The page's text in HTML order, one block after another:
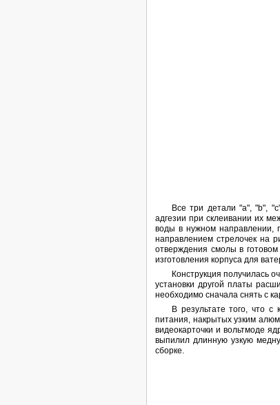
Все три детали "a", "b",
адгезии при склеивании их
воды в нужном направлении,
направлением стрелочек на
отверждения смолы в
изготовления корпуса для
Конструкция получилась
установки другой платы
необходимо сначала снять с
В результате того, что
питания, накрытых узким
видеокарточки и вольтмоде
выпилил длинную узкую
сборке.